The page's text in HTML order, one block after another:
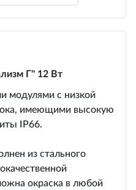
Г" 12 Вт
модулями с низкой
имеющими высокую
IP66.
из стального
окраска в любой